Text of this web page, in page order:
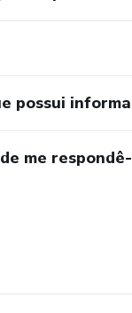
possui
me